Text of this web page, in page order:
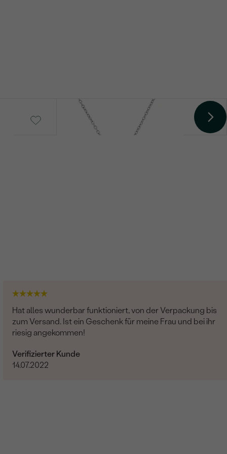
Loviise
Hat alles wunderbar funktioniert, von der Verpackung bis
zum Versand. Ist ein Geschenk für meine Frau und bei ihr
riesig angekommen!
Verifizierter Kunde
14.07.2022